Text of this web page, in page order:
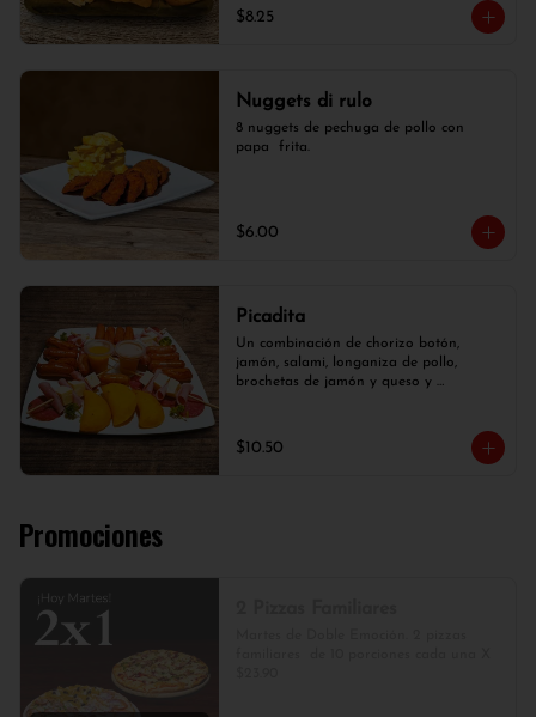
$8.25
Nuggets di rulo
8 nuggets de pechuga de pollo con
papa  frita.
$6.00
Picadita
Un combinación de chorizo botón,
jamón, salami, longaniza de pollo,
brochetas de jamón y queso y
$10.50
Promociones